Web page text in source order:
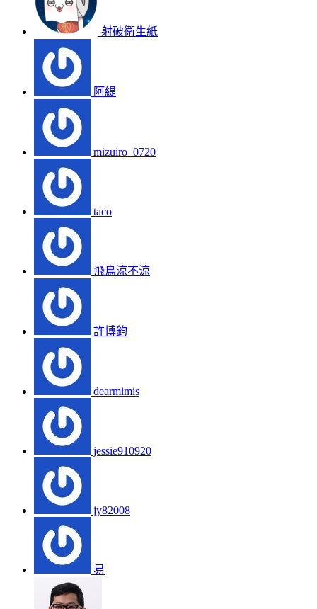
射破衛生紙
阿緹
mizuiro_0720
taco
飛鳥涼不涼
許博鈞
dearmimis
jessie910920
jy82008
易